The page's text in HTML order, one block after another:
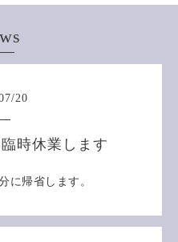
/20
時休業します
に帰省します。